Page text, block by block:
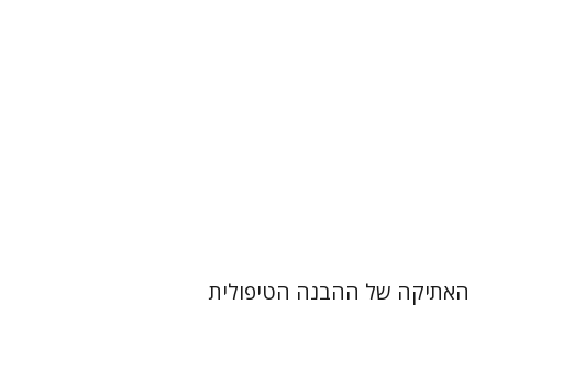
האתיקה של ההבנה הטיפולית